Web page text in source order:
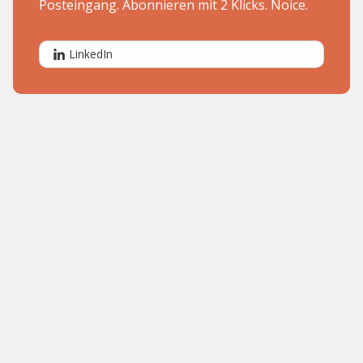
Posteingang. Abonnieren mit 2 Klicks. Noice.
LinkedIn